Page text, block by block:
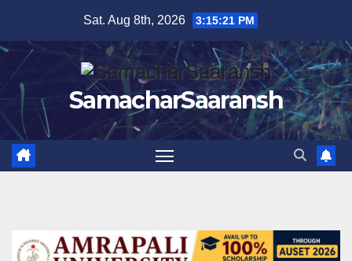
content
Sat. Aug 8th, 2026 3:15:22 PM
SamacharSaaransh